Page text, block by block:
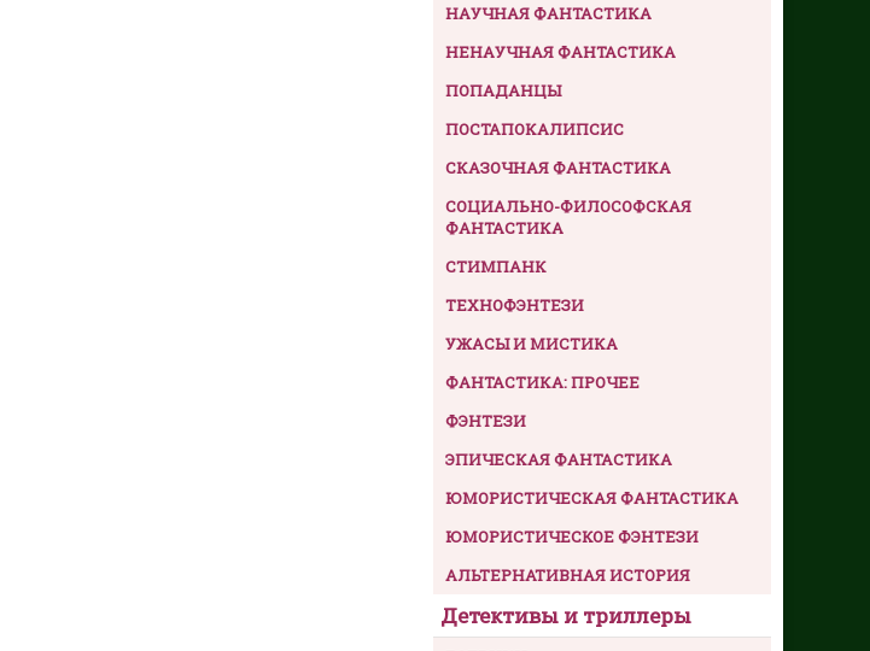
НАУЧНАЯ ФАНТАСТИКА
НЕНАУЧНАЯ ФАНТАСТИКА
ПОПАДАНЦЫ
ПОСТАПОКАЛИПСИС
СКАЗОЧНАЯ ФАНТАСТИКА
СОЦИАЛЬНО-ФИЛОСОФСКАЯ
ФАНТАСТИКА
СТИМПАНК
ТЕХНОФЭНТЕЗИ
УЖАСЫ И МИСТИКА
ФАНТАСТИКА: ПРОЧЕЕ
ФЭНТЕЗИ
ЭПИЧЕСКАЯ ФАНТАСТИКА
ЮМОРИСТИЧЕСКАЯ ФАНТАСТИКА
ЮМОРИСТИЧЕСКОЕ ФЭНТЕЗИ
АЛЬТЕРНАТИВНАЯ ИСТОРИЯ
Детективы и триллеры